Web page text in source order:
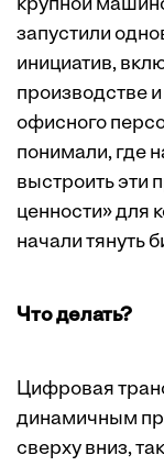
крупной
запустили
инициатив,
производстве
офисного
понимали, где
выстроить эти
ценности» для
начали тянуть
Что делать?
Цифровая
динамичным
сверху вниз,